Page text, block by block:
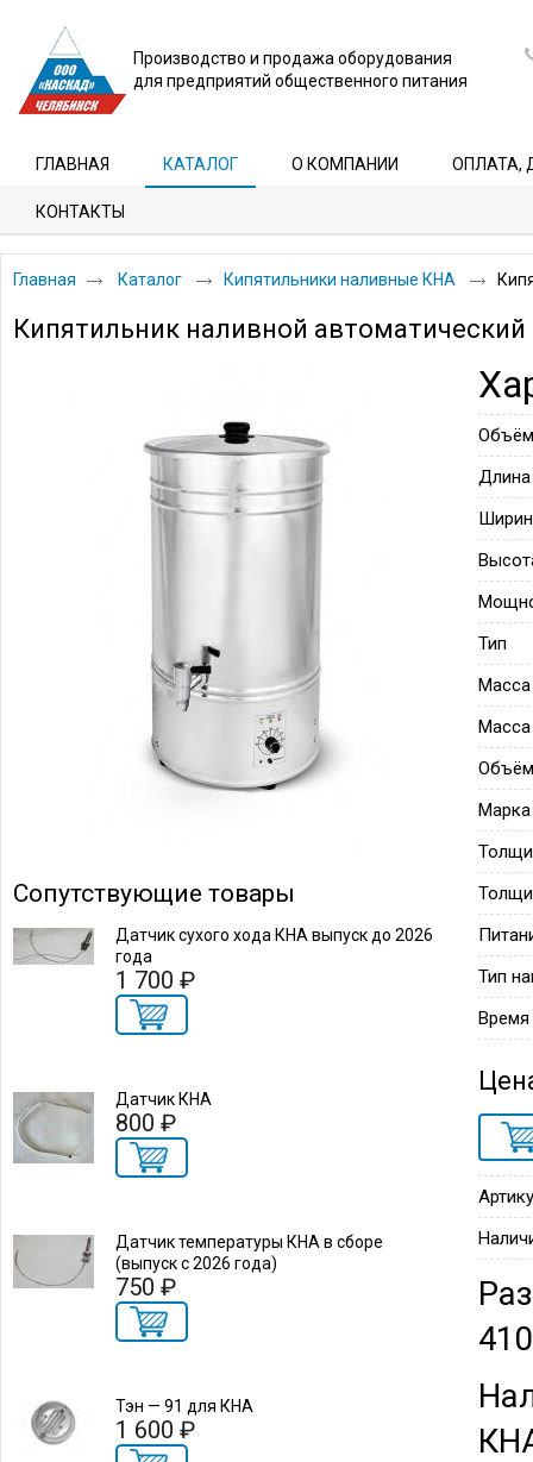
Производство и продажа оборудования
для предприятий общественного питания
ГЛАВНАЯ КАТАЛОГ О КОМПАНИИ ОПЛАТА,
КОНТАКТЫ
Главная Каталог Кипятильники наливные КНА
Кипятильник наливной
Сопутствующие товары
Датчик сухого хода КНА выпуск до 2026
года
1 700 ₽
Датчик КНА
800 ₽
Датчик температуры КНА в сборе
(выпуск с 2026 года)
750 ₽
Тэн — 91 для КНА
1 600 ₽
Объём
Длина
Тип
Масса
Масса
Марка
Тип
Время